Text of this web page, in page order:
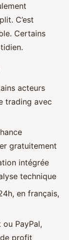
C’est
Certains
acteurs
trading avec
gratuitement
intégrée
technique
en français,
ou PayPal,
profit